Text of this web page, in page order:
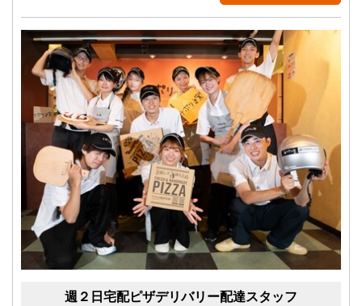
週２日宅配ピザデリバリー配達スタッフ